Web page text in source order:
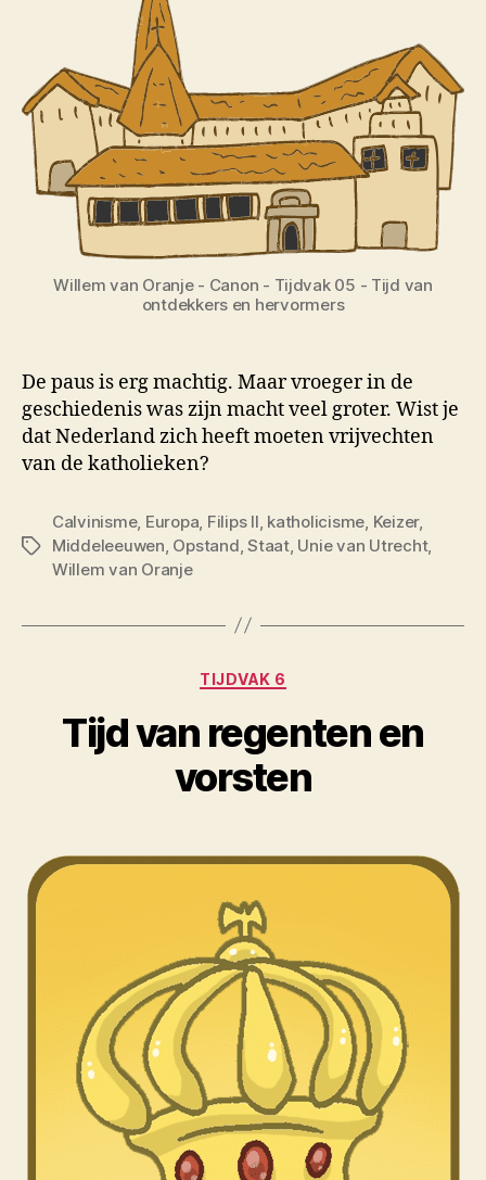
Willem van Oranje - Canon - Tijdvak 05 - Tijd van
ontdekkers en hervormers
De paus is erg machtig. Maar vroeger in de
geschiedenis was zijn macht veel groter. Wist je
dat Nederland zich heeft moeten vrijvechten
van de katholieken?
Tags
Calvinisme, Europa Filips II katholicisme Keizer,
Middeleeuwen Opstand ,Staat, Unie van Utrecht,
Willem van Oranje
Categorieën
TIJDVAK 6
Tijd van regenten en
vorsten